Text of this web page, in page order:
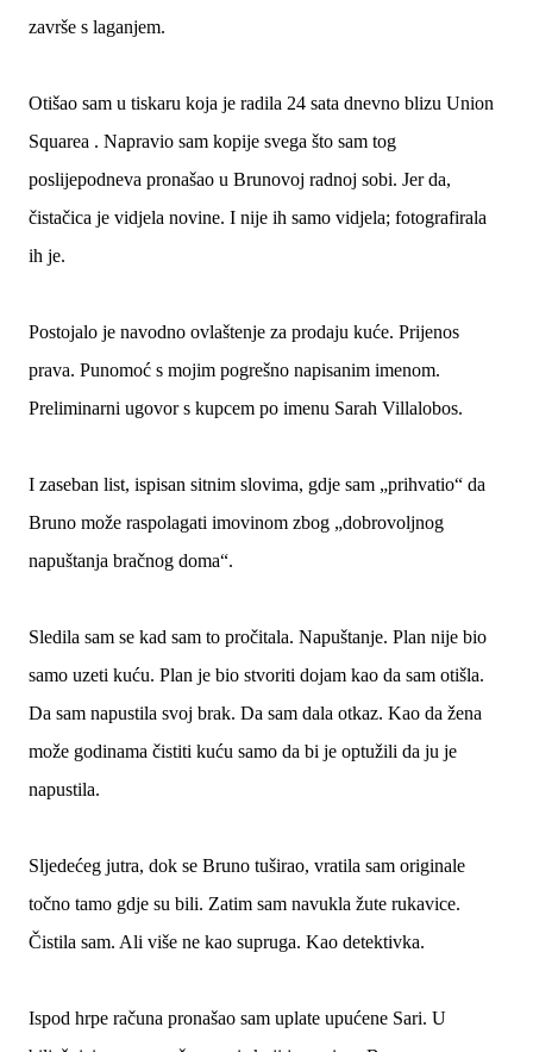
završe s laganjem.
Otišao sam u tiskaru koja je radila 24 sata dnevno blizu Union
Squarea . Napravio sam kopije svega što sam tog
poslijepodneva pronašao u Brunovoj radnoj sobi. Jer da,
čistačica je vidjela novine. I nije ih samo vidjela; fotografirala
ih je.
Postojalo je navodno ovlaštenje za prodaju kuće. Prijenos
prava. Punomoć s mojim pogrešno napisanim imenom.
Preliminarni ugovor s kupcem po imenu Sarah Villalobos.
I zaseban list, ispisan sitnim slovima, gdje sam „prihvatio“ da
Bruno može raspolagati imovinom zbog „dobrovoljnog
napuštanja bračnog doma“.
Sledila sam se kad sam to pročitala. Napuštanje. Plan nije bio
samo uzeti kuću. Plan je bio stvoriti dojam kao da sam otišla.
Da sam napustila svoj brak. Da sam dala otkaz. Kao da žena
može godinama čistiti kuću samo da bi je optužili da ju je
napustila.
Sljedećeg jutra, dok se Bruno tuširao, vratila sam originale
točno tamo gdje su bili. Zatim sam navukla žute rukavice.
Čistila sam. Ali više ne kao supruga. Kao detektivka.
Ispod hrpe računa pronašao sam uplate upućene Sari. U